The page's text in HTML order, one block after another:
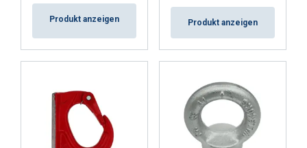
Produkt anzeigen Produkt anzeigen